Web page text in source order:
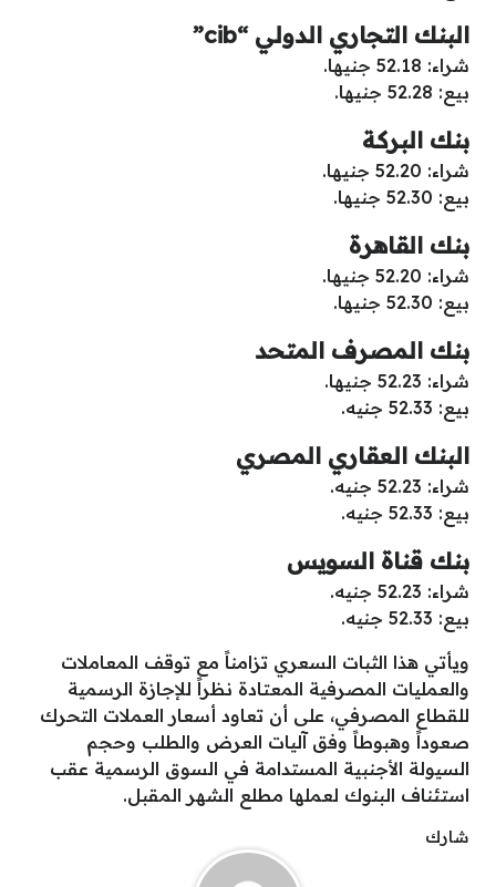
البنك التجاري الدولي “cib”
شراء: 52.18 جنيها.
بيع: 52.28 جنيها.
بنك البركة
شراء: 52.20 جنيها.
بيع: 52.30 جنيها.
بنك القاهرة
شراء: 52.20 جنيها.
بيع: 52.30 جنيها.
بنك المصرف المتحد
شراء: 52.23 جنيها.
بيع: 52.33 جنيه.
البنك العقاري المصري
شراء: 52.23 جنيه.
بيع: 52.33 جنيه.
بنك قناة السويس
شراء: 52.23 جنيه.
بيع: 52.33 جنيه.
ويأتي هذا الثبات السعري تزامناً مع توقف المعاملات
والعمليات المصرفية المعتادة نظراً للإجازة الرسمية
للقطاع المصرفي، على أن تعاود أسعار العملات التحرك
صعوداً وهبوطاً وفق آليات العرض والطلب وحجم
السيولة الأجنبية المستدامة في السوق الرسمية عقب
استئناف البنوك لعملها مطلع الشهر المقبل.
شارك